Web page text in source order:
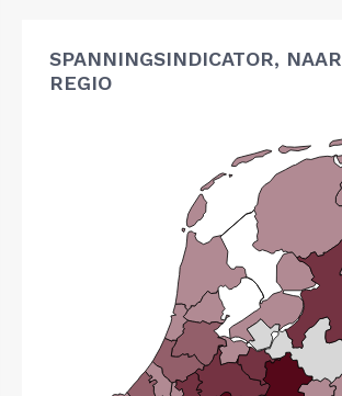
SPANNINGSINDICATOR, NAAR
REGIO